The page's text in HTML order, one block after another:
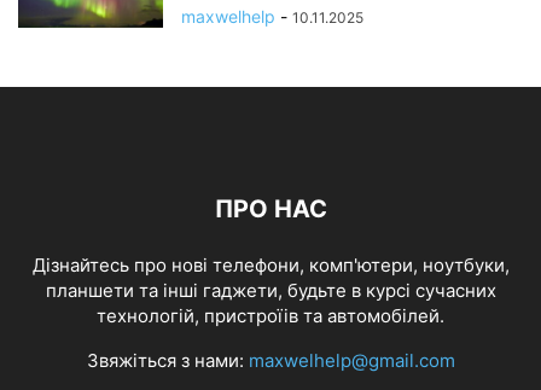
maxwelhelp - 10.11.2025
ПРО НАС
Дізнайтесь про нові телефони, комп'ютери, ноутбуки,
планшети та інші гаджети, будьте в курсі сучасних
технологій, пристроїів та автомобілей.
Звяжіться з нами: maxwelhelp@gmail.com